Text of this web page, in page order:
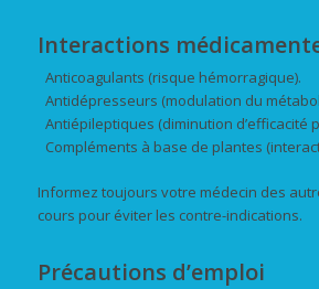
Interactions
Anticoagulants (risque hémorragique).
Antidépresseurs (modulation du
Antiépileptiques (diminution d’efficacité
Compléments à base de plantes
Informez toujours votre médecin des
cours pour éviter les contre-indications.
Précautions d’emploi